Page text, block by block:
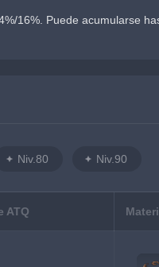
16%. Puede acumularse
Niv.80 Niv.90
ATQ